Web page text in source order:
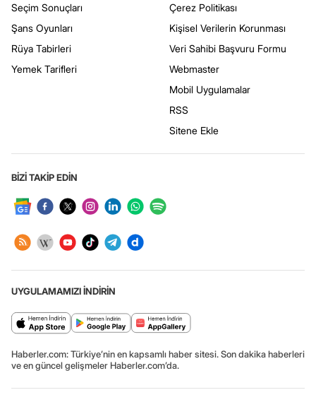
Seçim Sonuçları
Şans Oyunları
Rüya Tabirleri
Yemek Tarifleri
Çerez Politikası
Kişisel Verilerin Korunması
Veri Sahibi Başvuru Formu
Webmaster
Mobil Uygulamalar
RSS
Sitene Ekle
BİZİ TAKİP EDİN
UYGULAMAMIZI İNDİRİN
Haberler.com: Türkiye’nin en kapsamlı haber sitesi. Son dakika haberleri
ve en güncel gelişmeler Haberler.com’da.